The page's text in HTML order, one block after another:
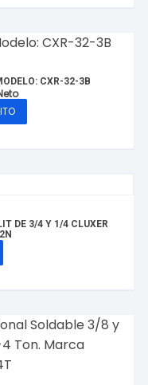
CXR-32-3B
DE 3/4 Y 1/4 CLUXER